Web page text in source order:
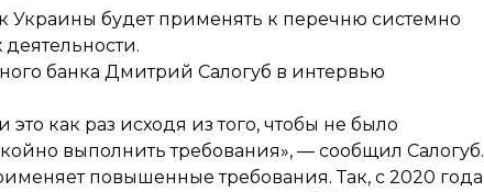
будет применять к перечню системно
банка Дмитрий Салогуб в интервью
как раз исходя из того, чтобы не было
выполнить требования», — сообщил Салогуб.
повышенные требования. Так, с 2020 года